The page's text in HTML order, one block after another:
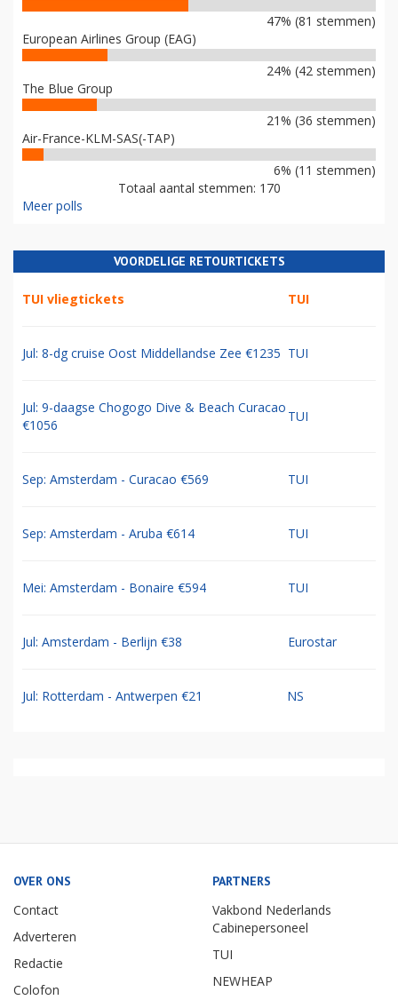
47% (81 stemmen)
European Airlines Group (EAG)
24% (42 stemmen)
The Blue Group
21% (36 stemmen)
Air-France-KLM-SAS(-TAP)
6% (11 stemmen)
Totaal aantal stemmen: 170
Meer polls
VOORDELIGE RETOURTICKETS
TUI vliegtickets TUI
Jul: 8-dg cruise Oost Middellandse Zee €1235 TUI
Jul: 9-daagse Chogogo Dive & Beach Curacao
€1056
TUI
Sep: Amsterdam - Curacao €569 TUI
Sep: Amsterdam - Aruba €614 TUI
Mei: Amsterdam - Bonaire €594 TUI
Jul: Amsterdam - Berlijn €38 Eurostar
Jul: Rotterdam - Antwerpen €21 NS
OVER ONS
Contact
Adverteren
Redactie
Colofon
PARTNERS
Vakbond Nederlands
Cabinepersoneel
TUI
NEWHEAP